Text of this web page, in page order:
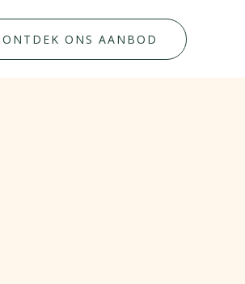
ONTDEK ONS AANBOD